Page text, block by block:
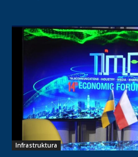
Infrastruktura